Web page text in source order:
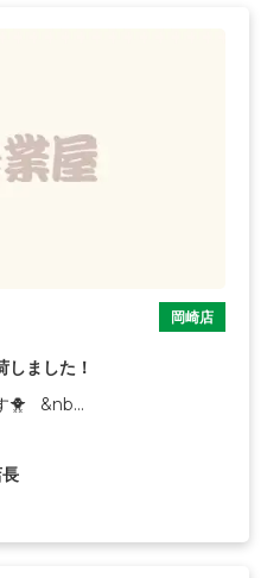
岡崎店
しました！
🐥 &nb...